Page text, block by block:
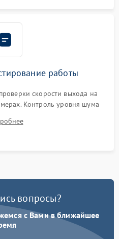
работы
скорости выхода на
Контроль уровня шума
стенок и корректного
оттайки.
вопросы?
с Вами в ближайшее